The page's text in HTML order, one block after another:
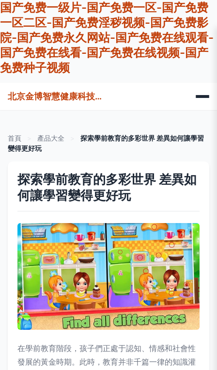
国产免费一级片-国产免费一区-国产免费
一区二区-国产免费淫秽视频-国产免费影
院-国产免费永久网站-国产免费在线观看-
国产免费在线看-国产免费在线视频-国产
免费种子视频
北京金博智慧健康科技有限公司
首頁 產品大全
探索學前教育的多彩世界 差異如何讓學習
變得更好玩
探索學前教育的多彩世界 差異如
何讓學習變得更好玩
在學前教育階段，孩子們正處于認知、情感和社會性
發展的黃金時期。此時，教育并非千篇一律的知識灌